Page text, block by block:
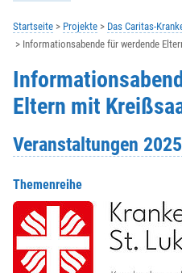
Startseite Projekte
Das Caritas-
Informationsabende für werdende
Eltern mit
Veranstaltungen
Themenreihe